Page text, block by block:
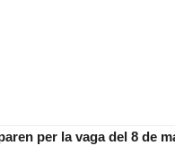
per la vaga del 8 de